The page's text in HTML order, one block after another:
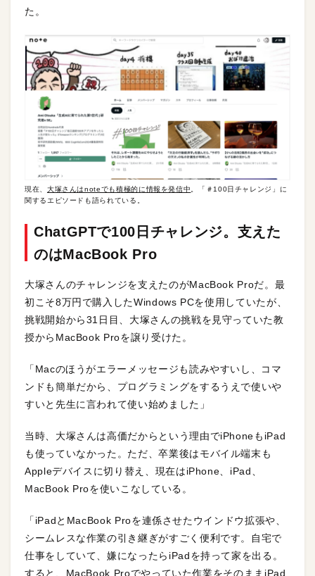
た。
現在、 大塚さんはnoteでも積極的に情報を発信中
。「＃100日チャレンジ」に
関するエピソードも語られている。
ChatGPTで100日チャレンジ。支えた
のはMacBook Pro
大塚さんのチャレンジを支えたのがMacBook Proだ。最
初こそ8万円で購入したWindows PCを使用していたが、
挑戦開始から31日目、大塚さんの挑戦を見守っていた教
授からMacBook Proを譲り受けた。
「Macのほうがエラーメッセージも読みやすいし、コマ
ンドも簡単だから、プログラミングをするうえで使いや
すいと先生に言われて使い始めました」
当時、大塚さんは高価だからという理由でiPhoneもiPad
も使っていなかった。ただ、卒業後はモバイル端末も
Appleデバイスに切り替え、現在はiPhone、iPad、
MacBook Proを使いこなしている。
「iPadとMacBook Proを連係させたウインドウ拡張や、
シームレスな作業の引き継ぎがすごく便利です。自宅で
仕事をしていて、嫌になったらiPadを持って家を出る。
すると、MacBook Proでやっていた作業をそのままiPad